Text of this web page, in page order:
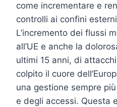
come incrementare e
controlli ai confini
L’incremento dei flussi
all’UE e anche la
ultimi 15 anni, di
colpito il cuore
una gestione sempre
e degli accessi. Questa